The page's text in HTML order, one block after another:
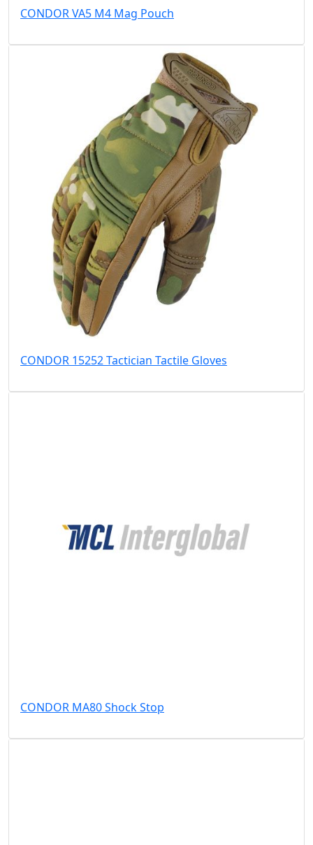
CONDOR VA5 M4 Mag Pouch
CONDOR 15252 Tactician Tactile Gloves
CONDOR MA80 Shock Stop